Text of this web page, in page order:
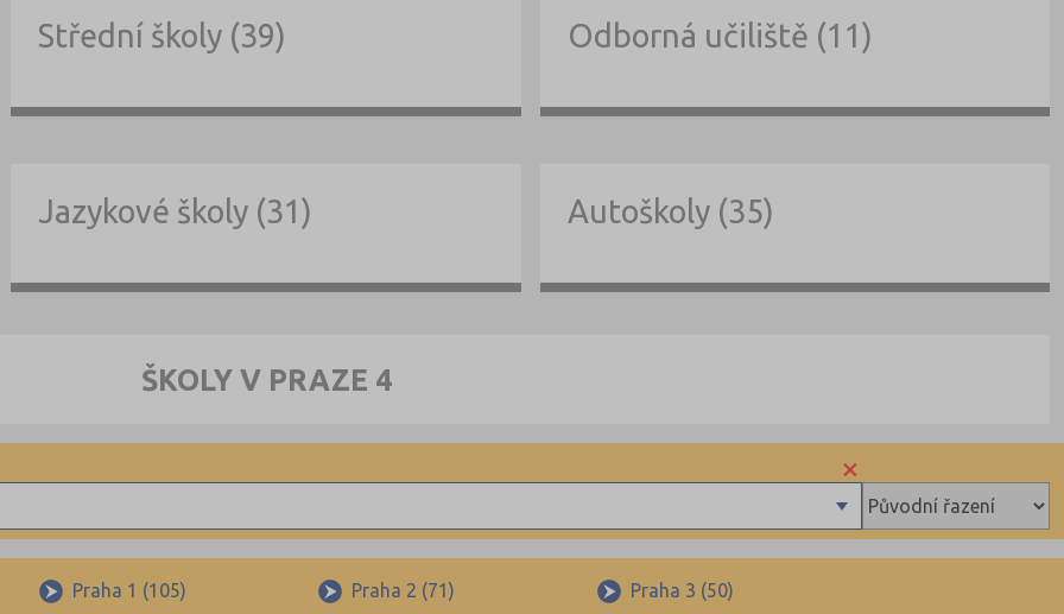
Střední školy (39) Odborná učiliště (11)
Jazykové školy (31) Autoškoly (35)
ŠKOLY V PRAZE 4
×
Praha 1 (105) Praha 2 (71)
Praha 3 (50)